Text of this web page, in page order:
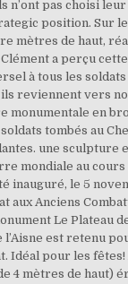
n’ont pas choisi
position. Sur
mètres de haut,
a perçu
à tous les
reviennent vers
monumentale en
tombés au
une sculpture
mondiale au
inauguré, le 5
aux Anciens
Le Plateau
est retenu
Idéal pour les
4 mètres de haut)